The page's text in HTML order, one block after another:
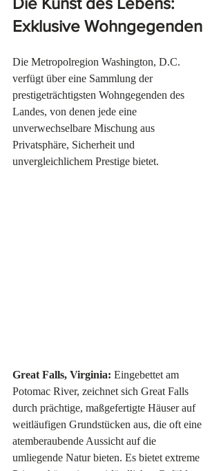
Exklusive Wohngegenden
Die Metropolregion Washington, D.C.
verfügt über eine Sammlung der
prestigeträchtigsten Wohngegenden des
Landes, von denen jede eine
unverwechselbare Mischung aus
Privatsphäre, Sicherheit und
unvergleichlichem Prestige bietet.
Great Falls, Virginia: Eingebettet am
Potomac River, zeichnet sich Great Falls
durch prächtige, maßgefertigte Häuser auf
weitläufigen Grundstücken aus, die oft eine
atemberaubende Aussicht auf die
umliegende Natur bieten. Es bietet extreme